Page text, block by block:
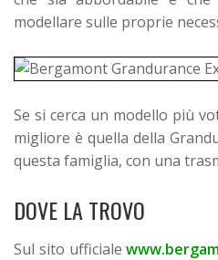
modellare sulle proprie
Se si cerca un modello più
migliore è quella della
questa famiglia, con una
DOVE LA TROVO
Sul sito ufficiale